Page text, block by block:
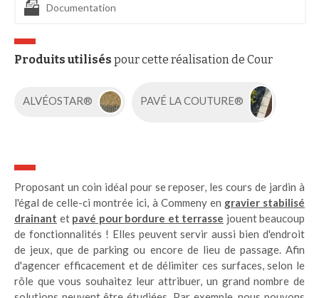
Documentation
Produits utilisés pour cette réalisation de Cour
ALVÉOSTAR® PAVÉ LA COUTURE®
Proposant un coin idéal pour se reposer, les cours de jardin à
l'égal de celle-ci montrée ici, à Commeny en gravier stabilisé
drainant et pavé pour bordure et terrasse jouent beaucoup
de fonctionnalités ! Elles peuvent servir aussi bien d'endroit
de jeux, que de parking ou encore de lieu de passage. Afin
d'agencer efficacement et de délimiter ces surfaces, selon le
rôle que vous souhaitez leur attribuer, un grand nombre de